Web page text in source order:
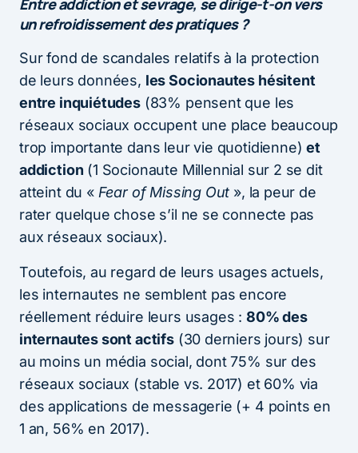
Entre addiction et sevrage, se dirige-t-on vers
un refroidissement des pratiques ?
Sur fond de scandales relatifs à la protection
de leurs données, les Socionautes hésitent
entre inquiétudes(83% pensent que les
réseaux sociaux occupent une place beaucoup
trop importante dans leur vie quotidienne)et
addiction (1 Socionaute Millennial sur 2 se dit
atteint du « Fear of Missing Out », la peur de
rater quelque chose s’il ne se connecte pas
aux réseaux sociaux).
Toutefois, au regard de leurs usages actuels,
les internautes ne semblent pas encore
réellement réduire leurs usages : 80% des
internautes sont actifs(30 derniers jours) sur
au moins un média social, dont 75% sur des
réseaux sociaux (stable vs. 2017) et 60% via
des applications de messagerie (+ 4 points en
1 an, 56% en 2017).